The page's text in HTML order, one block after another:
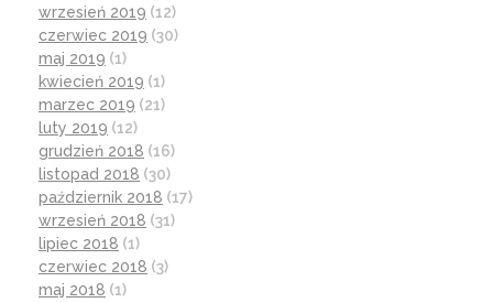
wrzesień 2019 (12)
czerwiec 2019 (30)
maj 2019 (1)
kwiecień 2019 (1)
marzec 2019 (21)
luty 2019 (12)
grudzień 2018 (16)
listopad 2018 (30)
październik 2018 (17)
wrzesień 2018 (31)
lipiec 2018 (1)
czerwiec 2018 (3)
maj 2018 (1)